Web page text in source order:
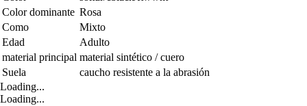
Color dominante Rosa
Como
Mixto
Edad
Adulto
material principal material sintético / cuero
Suela
caucho resistente a la abrasión
Loading...
Loading...